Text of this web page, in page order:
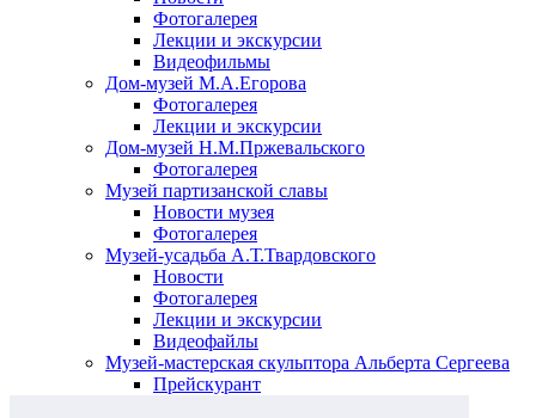
Фотогалерея
Лекции и экскурсии
Видеофильмы
Дом-музей М.А.Егорова
Фотогалерея
Лекции и экскурсии
Дом-музей Н.М.Пржевальского
Фотогалерея
Музей партизанской славы
Новости музея
Фотогалерея
Музей-усадьба А.Т.Твардовского
Новости
Фотогалерея
Лекции и экскурсии
Видеофайлы
Музей-мастерская скульптора Альберта Сергеева
Прейскурант